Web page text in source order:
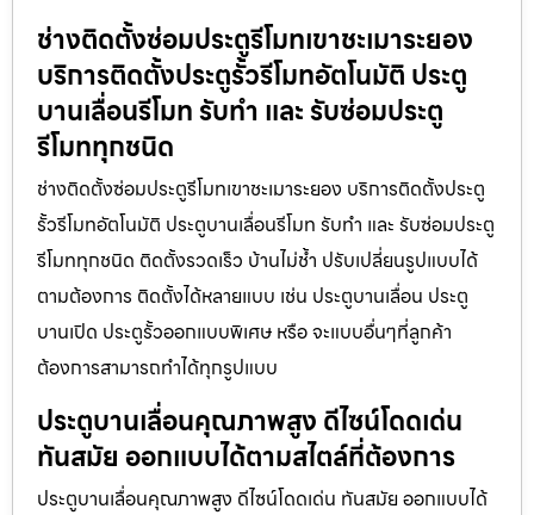
ช่างติดตั้งซ่อมประตูรีโมทเขาชะเมาระยอง
บริการติดตั้งประตูรั้วรีโมทอัตโนมัติ ประตู
บานเลื่อนรีโมท รับทำ และ รับซ่อมประตู
รีโมททุกชนิด
ช่างติดตั้งซ่อมประตูรีโมทเขาชะเมาระยอง บริการติดตั้งประตู
รั้วรีโมทอัตโนมัติ ประตูบานเลื่อนรีโมท รับทำ และ รับซ่อมประตู
รีโมททุกชนิด ติดตั้งรวดเร็ว บ้านไม่ช้ำ ปรับเปลี่ยนรูปแบบได้
ตามต้องการ ติดตั้งได้หลายแบบ เช่น ประตูบานเลื่อน ประตู
บานเปิด ประตูรั้วออกแบบพิเศษ หรือ จะแบบอื่นๆที่ลูกค้า
ต้องการสามารถทำได้ทุกรูปแบบ
ประตูบานเลื่อนคุณภาพสูง ดีไซน์โดดเด่น
ทันสมัย ออกแบบได้ตามสไตล์ที่ต้องการ
ประตูบานเลื่อนคุณภาพสูง ดีไซน์โดดเด่น ทันสมัย ออกแบบได้